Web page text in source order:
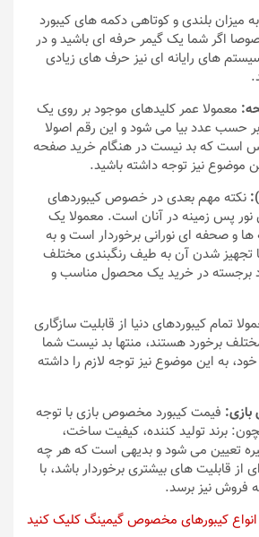
میزان بلندی و کوتاهی دکمه های کیبورد
اگر شما یک گیمر حرفه ای باشید و در
های رایانه ای نیز حرف های زیادی
معمولا عمر کلیدهای موجود بر روی یک
حسب عدد بیا می شود و این رقم اصولا
لمس است که بد نیست در هنگام خرید صفحه
موضوع نیز توجه داشته باشید.
نکته مهم بعدی در خصوص کیبوردهای
پس زمینه در آنان است. معمولا یک
ها و صحفه ای نورانی برخوردار است و به
تجهیز شدن آن به طیف رنگبندی مختلف
برجسته در خرید یک محصول مناسب و
تمام کیبوردهای دنیا از قابلیت سازگاری
برخورد هستند، منتها بد نیست شما
به این موضوع نیز توجه لازم را داشته
فیمت کیبورد مخصوص بازی با توجه
برند تولید کننده، کیفیت ساخت،
تعیین می شود و بدیهی است که هر چه
از قابلیت های بیشتری برخوردار باشد، با
فروش نیز برسد.
کیبورهای مخصوص گیمینگ کلیک کنید